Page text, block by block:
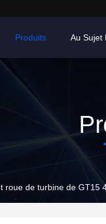
Produits Au Sujet
roue de turbine de GT15